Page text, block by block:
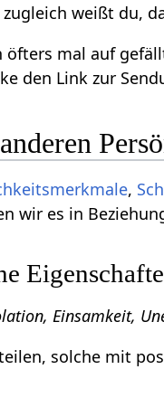
weißt du,
öfters mal auf
den Link zur
,
wir es in
Einsamkeit,
solche mit